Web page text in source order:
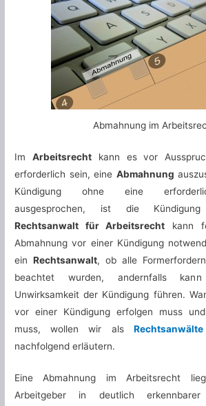
Abmahnung im
Im Arbeitsrechtkann es vor
erforderlich sein, eine Abmahnung
Kündigung ohne eine
ausgesprochen, ist die
Rechtsanwalt für Arbeitsrecht kann
Abmahnung vor einer Kündigung
einRechtsanwalt, ob alle
beachtet wurden, andernfalls
Unwirksamkeit der Kündigung führen.
vor einer Kündigung erfolgen muss
muss, wollen wir als
nachfolgend erläutern.
Eine Abmahnung im Arbeitsrecht
Arbeitgeber in deutlich